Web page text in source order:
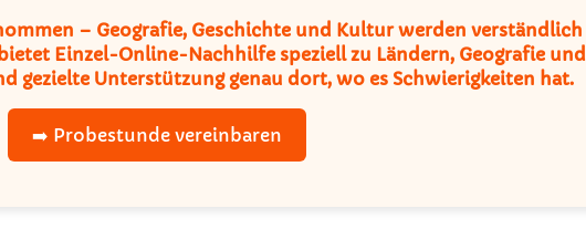
– Geografie, Geschichte und Kultur werden verständlich
Einzel-Online-Nachhilfe speziell zu Ländern, Geografie und
gezielte Unterstützung genau dort, wo es Schwierigkeiten hat.
➡️ Probestunde vereinbaren